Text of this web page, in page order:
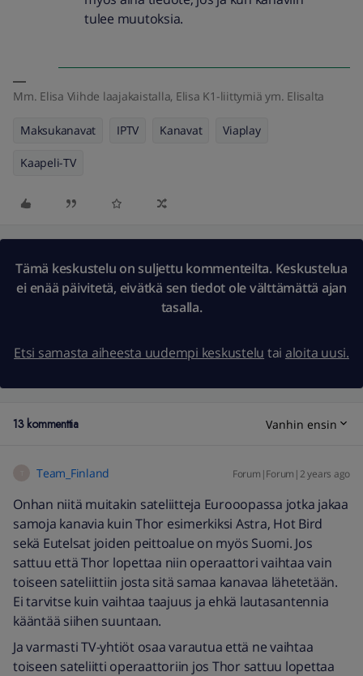
tulee muutoksia.
Mm. Elisa Viihde laajakaistalla, Elisa K1-liittymiä ym. Elisalta
Maksukanavat IPTV Kanavat Viaplay
Kaapeli-TV
Tämä keskustelu on suljettu kommenteilta. Keskustelua
ei enää päivitetä, eivätkä sen tiedot ole välttämättä ajan
tasalla.
Etsi samasta aiheesta uudempi keskustelu tai aloita uusi.
13 kommenttia Vanhin ensin
Team_Finland Forum|Forum|2 years ago
Onhan niitä muitakin sateliitteja Eurooopassa jotka jakaa
samoja kanavia kuin Thor esimerkiksi Astra, Hot Bird
sekä Eutelsat joiden peittoalue on myös Suomi. Jos
sattuu että Thor lopettaa niin operaattori vaihtaa vain
toiseen sateliittiin josta sitä samaa kanavaa lähetetään.
Ei tarvitse kuin vaihtaa taajuus ja ehkä lautasantennia
kääntää siihen suuntaan.
Ja varmasti TV-yhtiöt osaa varautua että ne vaihtaa
toiseen sateliitti operaattoriin jos Thor sattuu lopettaa